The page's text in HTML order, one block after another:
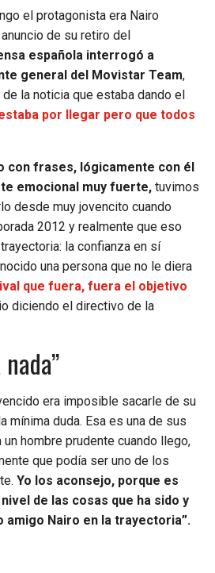
el protagonista era Nairo
de su retiro del
española interrogó a
general del Movistar Team,
la noticia que estaba dando el
por llegar pero que todos
con frases, lógicamente con él
emocional muy fuerte, tuvimos
desde muy jovencito cuando
2012 y realmente que eso
la confianza en sí
una persona que no le diera
que fuera, fuera el objetivo
diciendo el directivo de la
era imposible sacarle de su
mínima duda. Esa es una de sus
hombre prudente cuando llego,
que podía ser uno de los
Yo los aconsejo, porque es
de las cosas que ha sido y
amigo Nairo en la trayectoria”.